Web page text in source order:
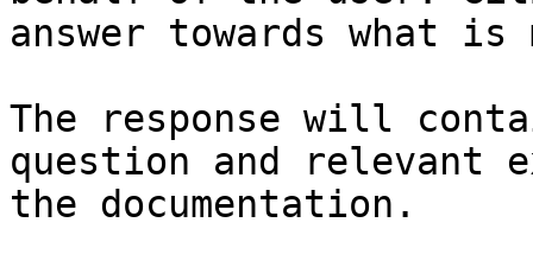
answer towards what
The response will
question and relevant
the documentation.